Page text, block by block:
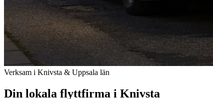
Verksam i Knivsta & Uppsala län
Din lokala flyttfirma i Knivsta